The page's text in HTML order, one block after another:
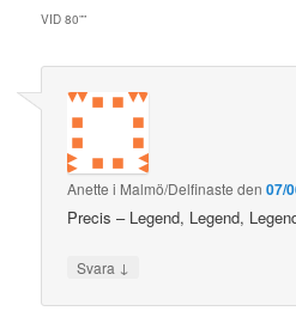
VID 80””
Anette i Malmö/Delfinaste den07/
Precis – Legend, Legend,
Svara ↓